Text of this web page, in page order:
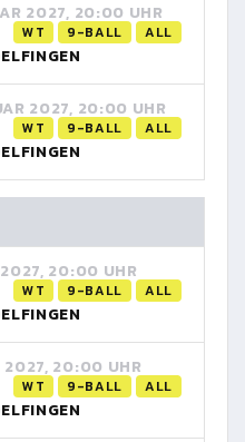
2027, 20:00 UHR
WT 9-BALL ALL
2027, 20:00 UHR
WT 9-BALL ALL
20:00 UHR
WT 9-BALL ALL
20:00 UHR
WT 9-BALL ALL